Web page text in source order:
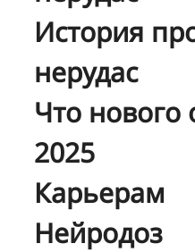
История
нерудас
Что нового
2025
Карьерам
Нейродоз